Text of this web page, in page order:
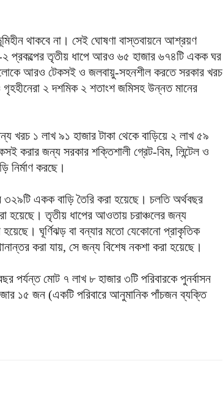
থাকবে না। সেই ঘোষণা বাস্তবায়নে আশ্রয়ণ
প্রকল্পের তৃতীয় ধাপে আরও ৬৫ হাজার ৬৭৪টি একক ঘর
আরও টেকসই ও জলবায়ু-সহনশীল করতে সরকার খরচ
২ দশমিক ২ শতাংশ জমিসহ উন্নত মানের
খরচ ১ লাখ ৯১ হাজার টাকা থেকে বাড়িয়ে ২ লাখ ৫৯
করার জন্য সরকার শক্তিশালী গ্রেট-বিম, লিন্টেল ও
নির্মাণ করছে।
একক বাড়ি তৈরি করা হয়েছে। চলতি অর্থবছর
হয়েছে। তৃতীয় ধাপের আওতায় চরাঞ্চলের জন্য
হয়েছে। ঘূর্ণিঝড় বা বন্যার মতো যেকোনো প্রাকৃতিক
করা যায়, সে জন্য বিশেষ নকশা করা হয়েছে।
মোট ৭ লাখ ৮ হাজার ৩টি পরিবারকে পুনর্বাসন
১৫ জন (একটি পরিবারে আনুমানিক পাঁচজন ব্যক্তি